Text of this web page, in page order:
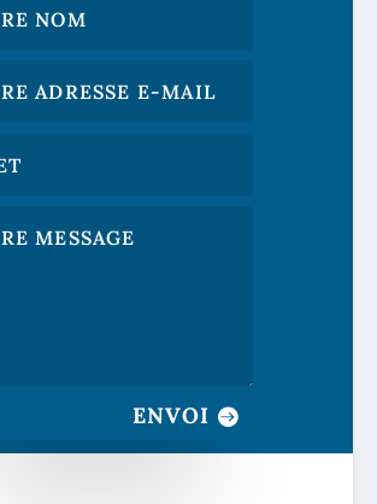
ENVOI